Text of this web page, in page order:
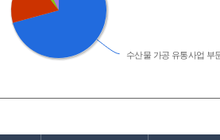
수산물 가공 유통사업 부